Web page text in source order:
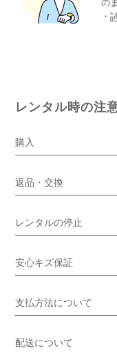
の
・
レンタル時の注
購入
返品・交換
レンタルの停止
安心キズ保証
支払方法について
配送について